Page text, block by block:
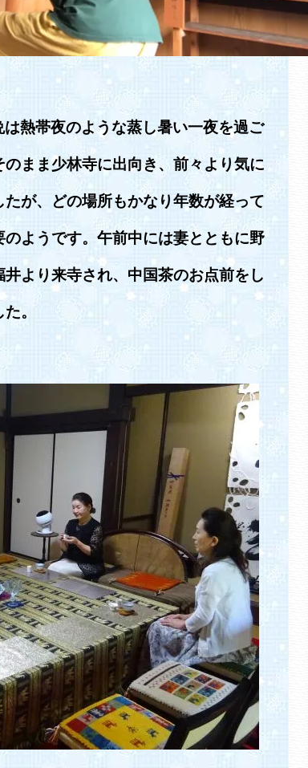
熱帯夜のような蒸し暑い一夜を過ご
まま少林寺に出向き、前々より気に
が、どの場所もかなり年数が経って
ようです。午前中には妻とともに野
より来寺され、中国茶のお点前をし
。